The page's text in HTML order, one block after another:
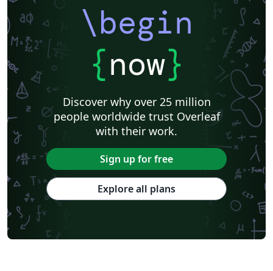
\begin
{now}
Discover why over 25 million
people worldwide trust Overleaf
with their work.
Sign up for free
Explore all plans